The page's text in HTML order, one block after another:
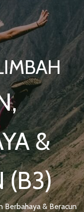
&
(B3)
Berbahaya & Beracun